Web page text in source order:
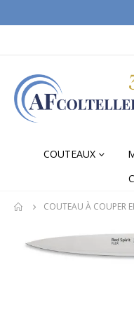
COUTEAUX
COUTEAU À COUPER